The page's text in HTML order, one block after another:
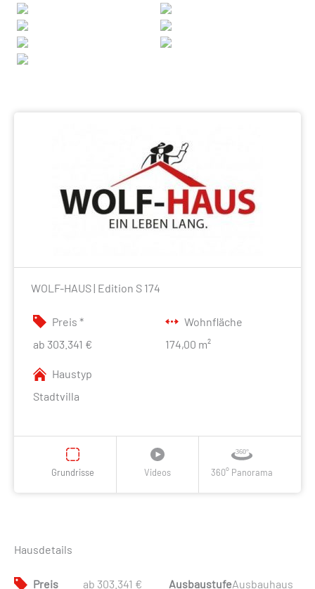
WOLF-HAUS | Edition S 174
Preis *
ab 303.341 €
Wohnfläche
174,00 m²
Haustyp
Stadtvilla
Grundrisse Videos 360° Panorama
Hausdetails
Preis ab 303.341 € AusbaustufeAusbauhaus